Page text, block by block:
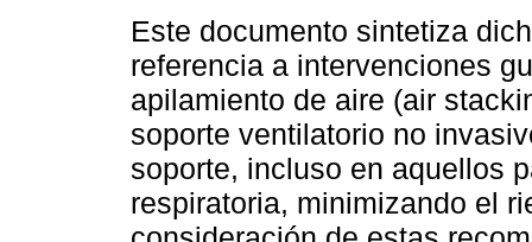
Este documento sintetiza
referencia a intervenciones
apilamiento de aire (air
soporte ventilatorio no
soporte, incluso en aquellos
respiratoria, minimizando el